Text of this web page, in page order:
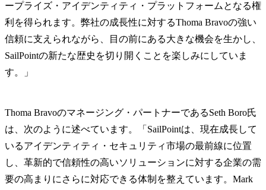
ープライズ・アイデンティティ・プラットフォームとなる権
利を得られます。弊社の成長性に対するThoma Bravoの強い
信頼に支えられながら、目の前にある大きな機会を生かし、
SailPointの新たな歴史を切り開くことを楽しみにしていま
す。」
Thoma Bravoのマネージング・パートナーであるSeth Boro氏
は、次のように述べています。「SailPointは、現在成長して
いるアイデンティティ・セキュリティ市場の最前線に位置
し、革新的で信頼性の高いソリューションに対する企業の需
要の高まりにさらに対応できる体制を整えています。Mark